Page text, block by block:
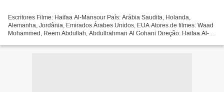
Escritores Filme: Haifaa Al-Mansour País: Arábia Saudita, Holanda,
Alemanha, Jordânia, Emirados Árabes Unidos, EUA Atores de filmes: Waad
Mohammed, Reem Abdullah, Abdullrahman Al Gohani Direção: Haifaa Al-